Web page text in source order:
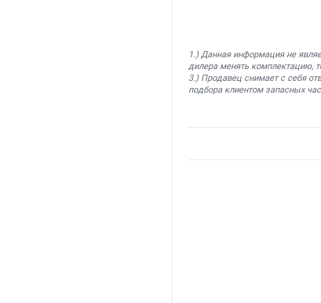
1.) Данная информация не
дилера менять комплектацию,
3.) Продавец снимает с себя
подбора клиентом запасных